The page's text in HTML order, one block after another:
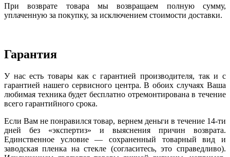
При возврате товара мы возвращаем полную сумму,
уплаченную за покупку, за исключением стоимости доставки.
Гарантия
У нас есть товары как с гарантией производителя, так и с
гарантией нашего сервисного центра. В обоих случаях Ваша
любимая техника будет бесплатно отремонтирована в течение
всего гарантийного срока.
Если Вам не понравился товар, вернем деньги в течение 14-ти
дней без «экспертиз» и выяснения причин возврата.
Единственное условие — сохраненный товарный вид и
заводская пленка на стекле (согласитесь, это справедливо).